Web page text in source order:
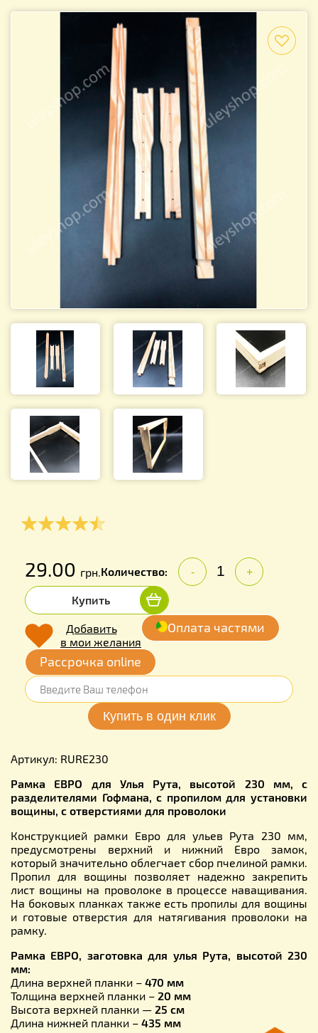
29.00 грн.Количество: - +
Купить
Добавить
в мои желания
Оплата частями
Рассрочка online
Артикул: RURE230
Рамка ЕВРО для Улья Рута, высотой 230 мм, с
разделителями Гофмана, с пропилом для установки
вощины, с отверстиями для проволоки
Конструкцией рамки Евро для ульев Рута 230 мм,
предусмотрены верхний и нижний Евро замок,
который значительно облегчает сбор пчелиной рамки.
Пропил для вощины позволяет надежно закрепить
лист вощины на проволоке в процессе наващивания.
На боковых планках также есть пропилы для вощины
и готовые отверстия для натягивания проволоки на
рамку.
Рамка ЕВРО, заготовка для улья Рута, высотой 230
мм:
Длина верхней планки – 470 мм
Толщина верхней планки – 20 мм
Высота верхней планки — 25 см
Длина нижней планки – 435 мм